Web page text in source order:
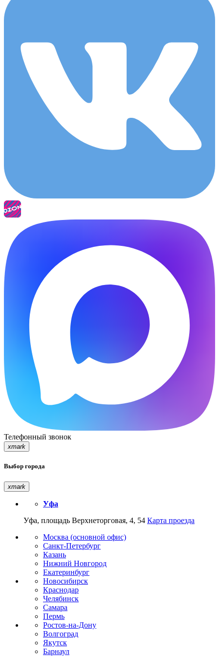
Телефонный звонок
xmark
Выбор города
xmark
Уфа
Уфа, площадь Верхнеторговая, 4, 54 Карта проезда
Москва (основной офис)
Санкт-Петербург
Казань
Нижний Новгород
Екатеринбург
Новосибирск
Краснодар
Челябинск
Самара
Пермь
Ростов-на-Дону
Волгоград
Якутск
Барнаул